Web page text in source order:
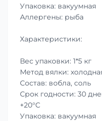
Упаковка: вакуумная
Аллергены: рыба
Характеристики:
Вес упаковки: 1*5 кг
Метод вялки:
Состав: вобла, соль
Срок годности: 30
+20°C
Упаковка: вакуумная